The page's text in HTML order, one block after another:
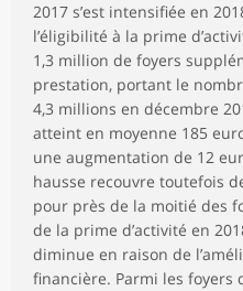
2017 s’est intensifiée en
l’éligibilité à la prime
1,3 million de foyers
prestation, portant le
4,3 millions en décembre
atteint en moyenne 185
une augmentation de 12
hausse recouvre toutefois
pour près de la moitié des
de la prime d’activité en
diminue en raison de
financière. Parmi les